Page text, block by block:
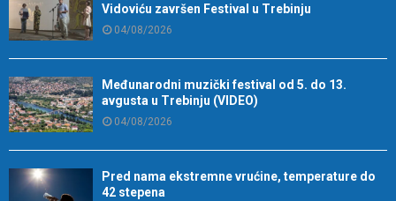
Vidoviću završen Festival u Trebinju
04/08/2026
Međunarodni muzički festival od 5. do 13.
avgusta u Trebinju (VIDEO)
04/08/2026
Pred nama ekstremne vrućine, temperature do
42 stepena